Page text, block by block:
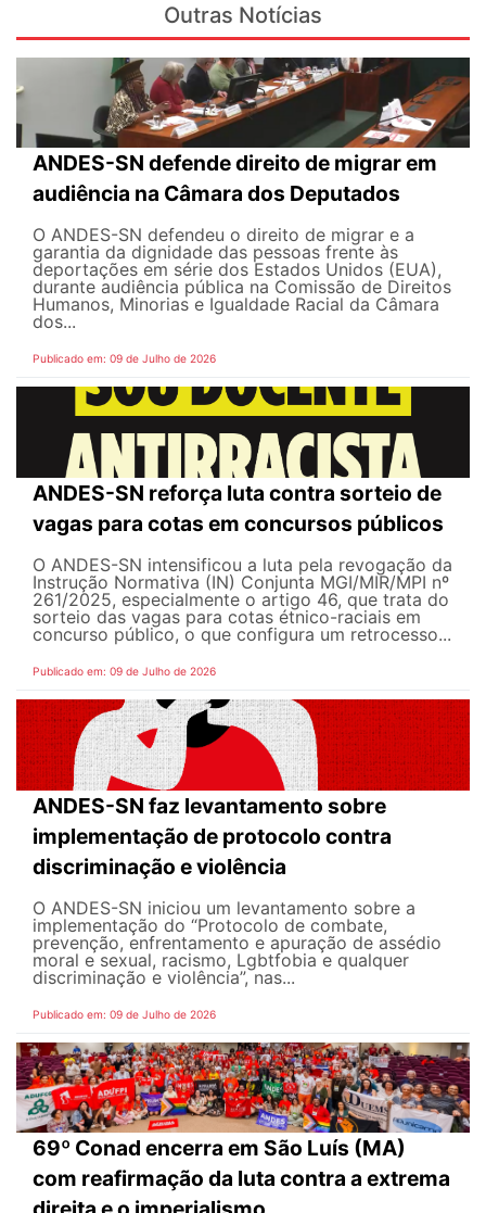
Outras Notícias
ANDES-SN defende direito de migrar em
audiência na Câmara dos Deputados
O ANDES-SN defendeu o direito de migrar e a
garantia da dignidade das pessoas frente às
deportações em série dos Estados Unidos (EUA),
durante audiência pública na Comissão de Direitos
Humanos, Minorias e Igualdade Racial da Câmara
dos...
Publicado em: 09 de Julho de 2026
ANDES-SN reforça luta contra sorteio de
vagas para cotas em concursos públicos
O ANDES-SN intensificou a luta pela revogação da
Instrução Normativa (IN) Conjunta MGI/MIR/MPI nº
261/2025, especialmente o artigo 46, que trata do
sorteio das vagas para cotas étnico-raciais em
concurso público, o que configura um retrocesso...
Publicado em: 09 de Julho de 2026
ANDES-SN faz levantamento sobre
implementação de protocolo contra
discriminação e violência
O ANDES-SN iniciou um levantamento sobre a
implementação do “Protocolo de combate,
prevenção, enfrentamento e apuração de assédio
moral e sexual, racismo, Lgbtfobia e qualquer
discriminação e violência”, nas...
Publicado em: 09 de Julho de 2026
69º Conad encerra em São Luís (MA)
com reafirmação da luta contra a extrema